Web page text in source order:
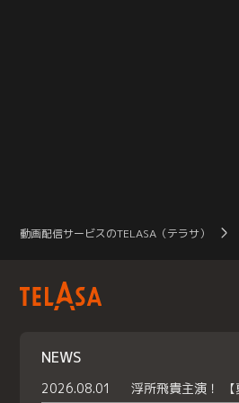
動画配信サービスのTELASA（テラサ）
NEWS
2026.08.01